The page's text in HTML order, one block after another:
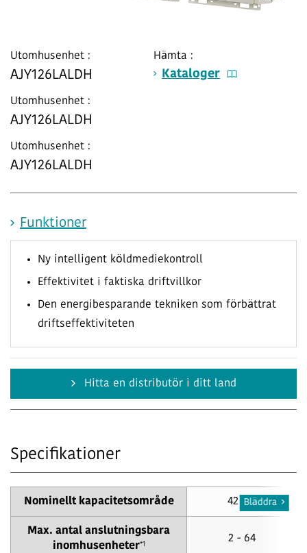
Utomhusenhet :
AJY126LALDH
Utomhusenhet :
AJY126LALDH
Utomhusenhet :
AJY126LALDH
Hämta :
Kataloger
Funktioner
Ny intelligent köldmediekontroll
Effektivitet i faktiska driftvillkor
Den energibesparande tekniken som förbättrat
driftseffektiviteten
Hitta en distributör i ditt land
Specifikationer
Nominellt kapacitetsområde 42 HP
Max. antal anslutningsbara
inomhusenheter*1 2 - 64
Bläddra